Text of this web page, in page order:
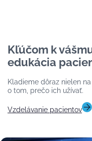
Kľúčom k
edukácia
Kladieme dôraz nielen
o tom, prečo ich užívať.
Vzdelávanie pacientov